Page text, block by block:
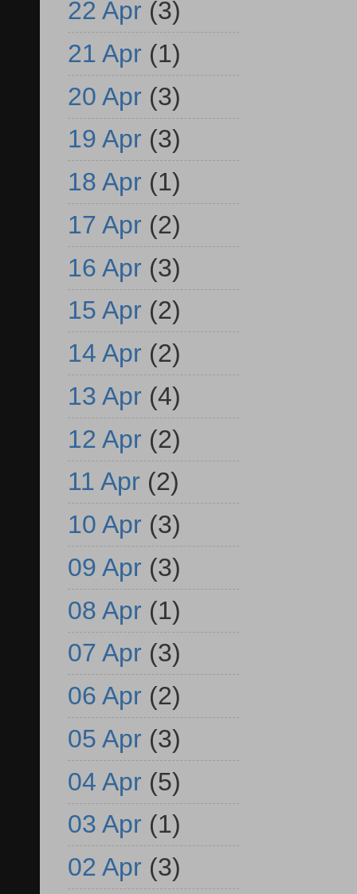
22 Apr (3)
21 Apr (1)
20 Apr (3)
19 Apr (3)
18 Apr (1)
17 Apr (2)
16 Apr (3)
15 Apr (2)
14 Apr (2)
13 Apr (4)
12 Apr (2)
11 Apr (2)
10 Apr (3)
09 Apr (3)
08 Apr (1)
07 Apr (3)
06 Apr (2)
05 Apr (3)
04 Apr (5)
03 Apr (1)
02 Apr (3)